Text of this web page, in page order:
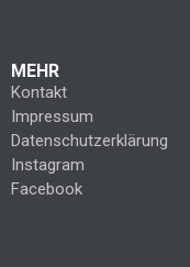
MEHR
Kontakt
Impressum
Datenschutzerklärung
Instagram
Facebook